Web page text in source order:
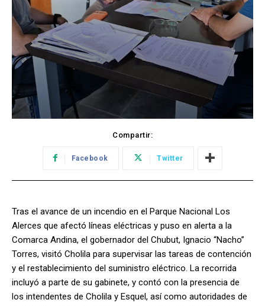
Compartir:
Facebook Twitter
Tras el avance de un incendio en el Parque Nacional Los
Alerces que afectó líneas eléctricas y puso en alerta a la
Comarca Andina, el gobernador del Chubut, Ignacio “Nacho”
Torres, visitó Cholila para supervisar las tareas de contención
y el restablecimiento del suministro eléctrico. La recorrida
incluyó a parte de su gabinete, y contó con la presencia de
los intendentes de Cholila y Esquel, así como autoridades de